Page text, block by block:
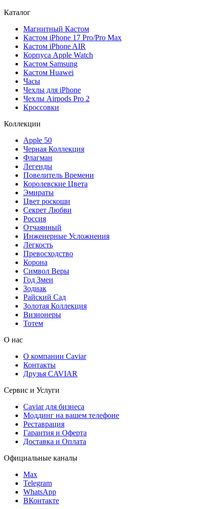
Каталог
Магнитный Кастом
Кастом iPhone 17 Pro/Pro Max
Кастом iPhone AIR
Корпуса Apple Watch
Кастом Samsung
Кастом Huawei
Часы
Чехлы для iPhone
Чехлы Airpods Pro 2
Кроссовки
Коллекции
Apple 50
Черная Коллекция
Флагман
Легенды
Повелитель Времени
Королевские Цвета
Эмираты
Цвет роскоши
Секрет Любви
Россия
Отчаянный
Инженерные Усложнения
Легкость
Превосходство
Корона
Символ Веры
Год Змеи
Зодиак
Райский Сад
Золотая Коллекция
Визионеры
Тотем
О нас
О компании Caviar
Контакты
Друзья CAVIAR
Сервис и Услуги
Caviar для бизнеса
Моддинг на вашем телефоне
Реставрация
Гарантия и Оферта
Доставка и Оплата
Официальные каналы
Max
Telegram
WhatsApp
ВКонтакте